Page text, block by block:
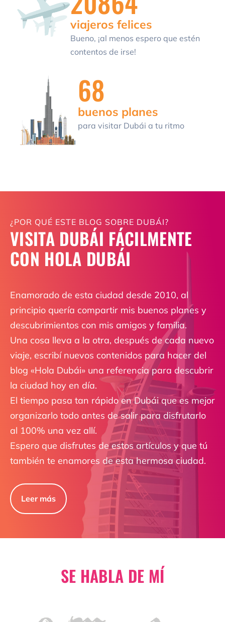
viajeros felices
Bueno, ¡al menos espero que estén
contentos de irse!
68
buenos planes
para visitar Dubái a tu ritmo
¿POR QUÉ ESTE BLOG SOBRE DUBÁI?
VISITA DUBÁI FÁCILMENTE
CON HOLA DUBÁI
Enamorado de esta ciudad desde 2010, al
principio quería compartir mis buenos planes y
descubrimientos con mis amigos y familia.
Una cosa lleva a la otra, después de cada nuevo
viaje, escribí nuevos contenidos para hacer del
blog «Hola Dubái» una referencia para descubrir
la ciudad hoy en día.
El tiempo pasa tan rápido en Dubái que es mejor
organizarlo todo antes de salir para disfrutarlo
al 100% una vez allí.
Espero que disfrutes de estos artículos y que tú
también te enamores de esta hermosa ciudad.
Leer más
SE HABLA DE MÍ